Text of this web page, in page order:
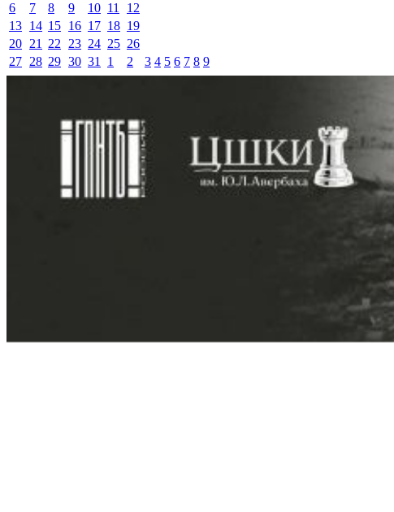
6
7 8 9 10 11
12
13 14 15 16 17 18 19
20 21 22 23 24 25 26
27 28 29 30 31 1 2 3 4 5 6 7 8 9